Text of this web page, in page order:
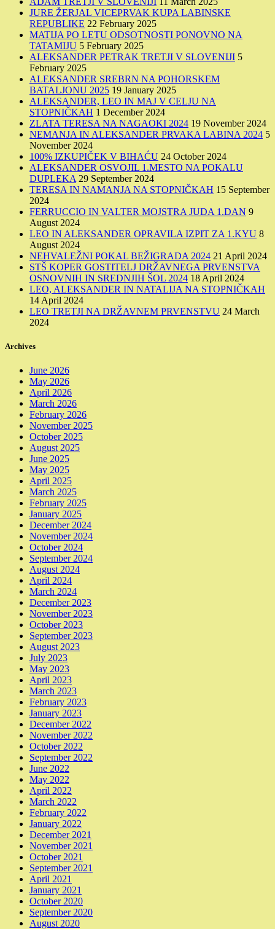
JURE ŽERJAL VICEPRVAK KUPA LABINSKE
REPUBLIKE 22 February 2025
MATIJA PO LETU ODSOTNOSTI PONOVNO NA
TATAMIJU 5 February 2025
ALEKSANDER PETRAK TRETJI V SLOVENIJI 5
February 2025
ALEKSANDER SREBRN NA POHORSKEM
BATALJONU 2025 19 January 2025
ALEKSANDER, LEO IN MAJ V CELJU NA
STOPNIČKAH 1 December 2024
ZLATA TERESA NA NAGAOKI 2024 19 November 2024
NEMANJA IN ALEKSANDER PRVAKA LABINA 2024 5
November 2024
100% IZKUPIČEK V BIHAĆU 24 October 2024
ALEKSANDER OSVOJIL 1.MESTO NA POKALU
DUPLEKA 29 September 2024
TERESA IN NAMANJA NA STOPNIČKAH 15 September
2024
FERRUCCIO IN VALTER MOJSTRA JUDA 1.DAN 9
August 2024
LEO IN ALEKSANDER OPRAVILA IZPIT ZA 1.KYU 8
August 2024
NEHVALEŽNI POKAL BEŽIGRADA 2024 21 April 2024
STŠ KOPER GOSTITELJ DRŽAVNEGA PRVENSTVA
OSNOVNIH IN SREDNJIH ŠOL 2024 18 April 2024
LEO, ALEKSANDER IN NATALIJA NA STOPNIČKAH
14 April 2024
LEO TRETJI NA DRŽAVNEM PRVENSTVU 24 March
2024
Archives
June 2026
May 2026
April 2026
March 2026
February 2026
November 2025
October 2025
August 2025
June 2025
May 2025
April 2025
March 2025
February 2025
January 2025
December 2024
November 2024
October 2024
September 2024
August 2024
April 2024
March 2024
December 2023
November 2023
October 2023
September 2023
August 2023
July 2023
May 2023
April 2023
March 2023
February 2023
January 2023
December 2022
November 2022
October 2022
September 2022
June 2022
May 2022
April 2022
March 2022
February 2022
January 2022
December 2021
November 2021
October 2021
September 2021
April 2021
January 2021
October 2020
September 2020
August 2020